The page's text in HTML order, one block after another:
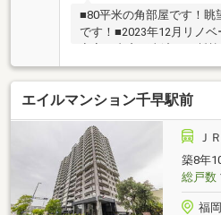
■80平米の角部屋です！眺
です！■2023年12月リノベ
寝室は内窓工事済みで断
屋二重サッシ）・手をか
付き洗面化粧台・トイレ
後自動で流れるオート便
開閉機能あり！・お風呂
ベンチカウンターあり！
ウンドステム！・フロン
までご連絡下さいませ！■
パー、ドラッグストア、
周辺環境大変充実してい
エイルマンション千早駅前
Ｊ
築8年
総戸数
福